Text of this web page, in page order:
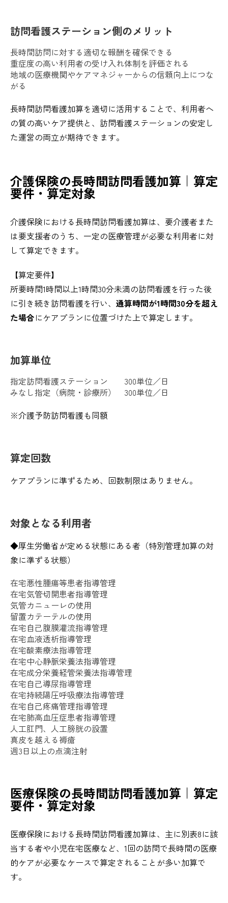
訪問看護ステーション側のメリット
長時間訪問に対する適切な報酬を確保できる
重症度の高い利用者の受け入れ体制を評価される
地域の医療機関やケアマネジャーからの信頼向上につな
がる
長時間訪問看護加算を適切に活用することで、利用者へ
の質の高いケア提供と、訪問看護ステーションの安定し
た運営の両立が期待できます。
介護保険の長時間訪問看護加算｜算定
要件・算定対象
介護保険における長時間訪問看護加算は、要介護者また
は要支援者のうち、一定の医療管理が必要な利用者に対
して算定できます。
【算定要件】
所要時間1時間以上1時間30分未満の訪問看護を行った後
に引き続き訪問看護を行い、 通算時間が1時間30分を超え
た場合にケアプランに位置づけた上で算定します。
加算単位
指定訪問看護ステーション 300単位／日
みなし指定（病院・診療所） 300単位／日
※介護予防訪問看護も同額
算定回数
ケアプランに準ずるため、回数制限はありません。
対象となる利用者
◆厚生労働省が定める状態にある者（特別管理加算の対
象に準ずる状態）
在宅悪性腫瘍等患者指導管理
在宅気管切開患者指導管理
気管カニューレの使用
留置カテーテルの使用
在宅自己腹膜灌流指導管理
在宅血液透析指導管理
在宅酸素療法指導管理
在宅中心静脈栄養法指導管理
在宅成分栄養経管栄養法指導管理
在宅自己導尿指導管理
在宅持続陽圧呼吸療法指導管理
在宅自己疼痛管理指導管理
在宅肺高血圧症患者指導管理
人工肛門、人工膀胱の設置
真皮を越える褥瘡
週3日以上の点滴注射
医療保険の長時間訪問看護加算｜算定
要件・算定対象
医療保険における長時間訪問看護加算は、主に別表8に該
当する者や小児在宅医療など、1回の訪問で長時間の医療
的ケアが必要なケースで算定されることが多い加算で
す。